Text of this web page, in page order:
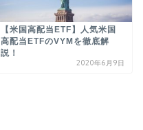
【米国高配当ETF】人気米国
高配当ETFのVYMを徹底解
説！
2020年6月9日